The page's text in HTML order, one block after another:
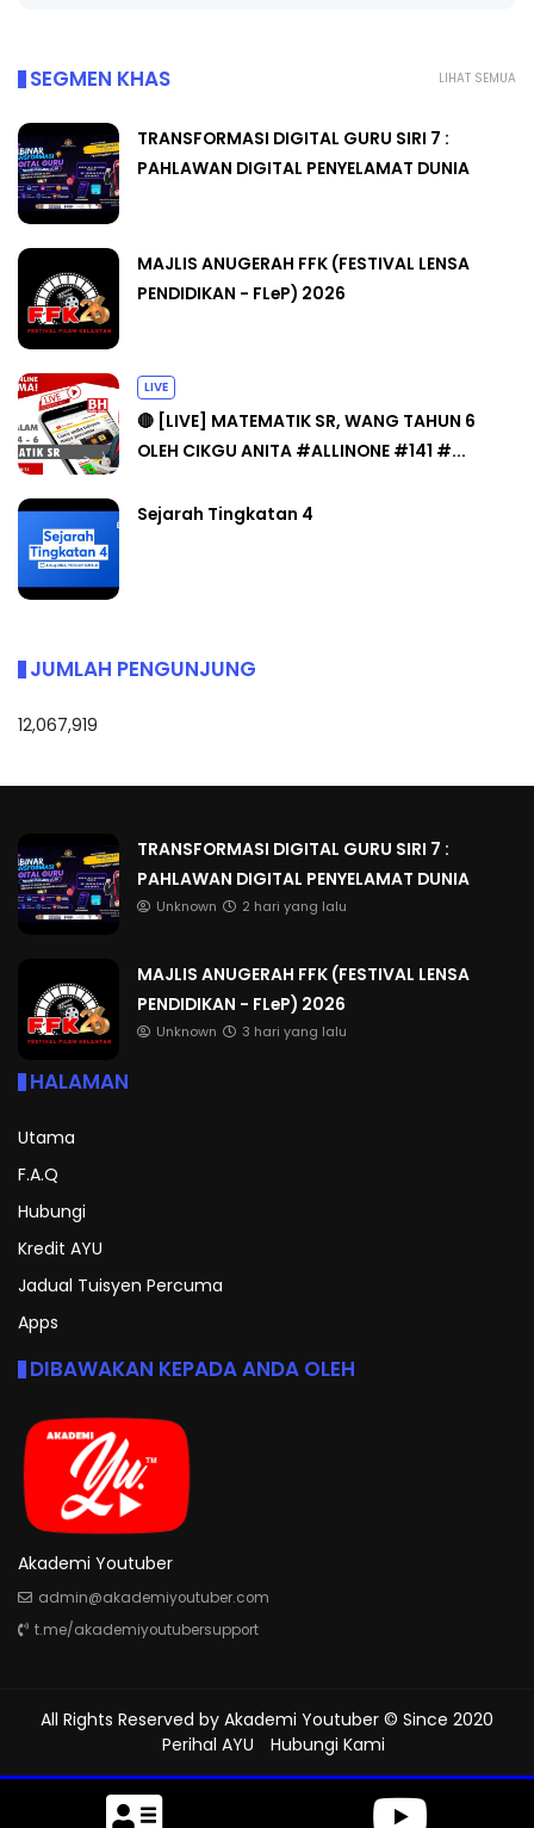
LIHAT SEMUA
SEGMEN KHAS
TRANSFORMASI DIGITAL GURU SIRI 7 :
PAHLAWAN DIGITAL PENYELAMAT DUNIA
MAJLIS ANUGERAH FFK (FESTIVAL LENSA
PENDIDIKAN - FLeP) 2026
LIVE
🔴 [LIVE] MATEMATIK SR, WANG TAHUN 6
OLEH CIKGU ANITA #ALLINONE #141 #...
Sejarah Tingkatan 4
JUMLAH PENGUNJUNG
12,067,919
TRANSFORMASI DIGITAL GURU SIRI 7 :
PAHLAWAN DIGITAL PENYELAMAT DUNIA
Unknown 2 hari yang lalu
MAJLIS ANUGERAH FFK (FESTIVAL LENSA
PENDIDIKAN - FLeP) 2026
Unknown 3 hari yang lalu
HALAMAN
Utama
F.A.Q
Hubungi
Kredit AYU
Jadual Tuisyen Percuma
Apps
DIBAWAKAN KEPADA ANDA OLEH
Akademi Youtuber
admin@akademiyoutuber.com
t.me/akademiyoutubersupport
All Rights Reserved by Akademi Youtuber © Since 2020
Perihal AYU
Hubungi Kami